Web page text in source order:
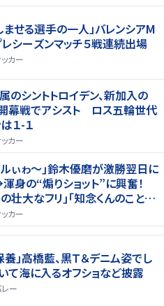
ませる選手の一人」バレンシアM
シーズンマッチ５戦連続出場
カー
のシントトロイデン、新加入の
幕戦でアシスト ロス五輪世代
１-１
カー
ぃゎ〜｣鈴木優磨が激勝翌日に
の“煽りショット”に興奮！
壮大なフリ｣｢知念くんのことど
ｗ｣
カー
養」高橋藍、黒Ｔ＆デニム姿でし
て海に入るオフショなど披露
レー